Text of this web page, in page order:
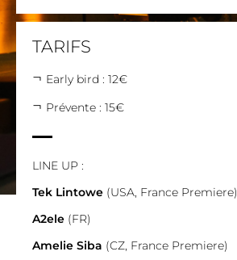
TARIFS
Early bird : 12€
Prévente : 15€
LINE UP :
Tek Lintowe (USA, France Premiere)
A2ele (FR)
Amelie Siba (CZ, France Premiere)